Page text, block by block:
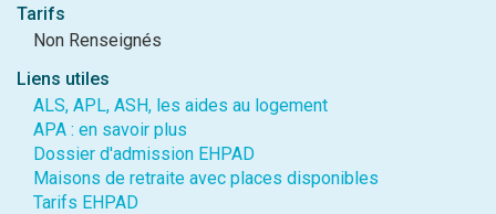
Tarifs
Non Renseignés
Liens utiles
ALS, APL, ASH, les aides au logement
APA : en savoir plus
Dossier d'admission EHPAD
Maisons de retraite avec places disponibles
Tarifs EHPAD